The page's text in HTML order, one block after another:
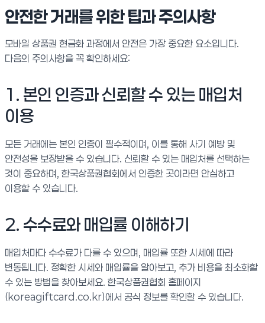
안전한 거래를 위한 팁과 주의사항
모바일 상품권 현금화 과정에서 안전은 가장 중요한 요소입니다.
다음의 주의사항을 꼭 확인하세요:
1. 본인 인증과 신뢰할 수 있는 매입처
이용
모든 거래에는 본인 인증이 필수적이며, 이를 통해 사기 예방 및
안전성을 보장받을 수 있습니다. 신뢰할 수 있는 매입처를 선택하는
것이 중요하며, 한국상품권협회에서 인증한 곳이라면 안심하고
이용할 수 있습니다.
2. 수수료와 매입률 이해하기
매입처마다 수수료가 다를 수 있으며, 매입률 또한 시세에 따라
변동됩니다. 정확한 시세와 매입률을 알아보고, 추가 비용을 최소화할
수 있는 방법을 찾아보세요. 한국상품권협회 홈페이지
(koreagiftcard.co.kr)에서 공식 정보를 확인할 수 있습니다.